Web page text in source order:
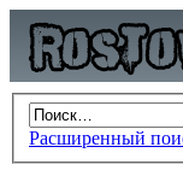
Расширенный